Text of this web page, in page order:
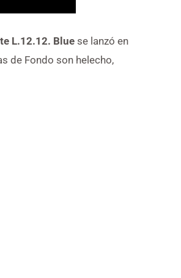
L.12.12. Bluese lanzó en
de Fondo son helecho,